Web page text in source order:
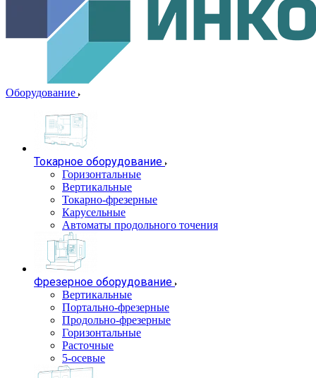
Оборудование
Токарное оборудование
Горизонтальные
Вертикальные
Токарно-фрезерные
Карусельные
Автоматы продольного точения
Фрезерное оборудование
Вертикальные
Портально-фрезерные
Продольно-фрезерные
Горизонтальные
Расточные
5-осевые